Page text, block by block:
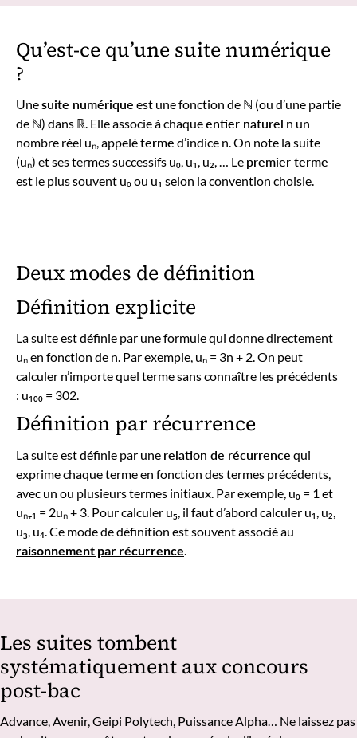
Qu’est-ce qu’une suite numérique
?
Unesuite numérique est une fonction de ℕ (ou d’une partie
de ℕ) dans ℝ. Elle associe à chaqueentier naturel n un
nombre réel uₙ, appeléterme d’indice n. On note la suite
(uₙ) et ses termes successifs u₀, u₁, u₂, … Le premier terme
est le plus souvent u₀ ou u₁ selon la convention choisie.
Deux modes de définition
Définition explicite
La suite est définie par une formule qui donne directement
uₙ en fonction de n. Par exemple, uₙ = 3n + 2. On peut
calculer n’importe quel terme sans connaître les précédents
: u₁₀₀ = 302.
Définition par récurrence
La suite est définie par une relation de récurrence qui
exprime chaque terme en fonction des termes précédents,
avec un ou plusieurs termes initiaux. Par exemple, u₀ = 1 et
uₙ₊₁ = 2uₙ + 3. Pour calculer u₅, il faut d’abord calculer u₁, u₂,
u₃, u₄. Ce mode de définition est souvent associé au
raisonnement par récurrence
Les suites tombent
systématiquement aux concours
post-bac
Advance, Avenir, Geipi Polytech, Puissance Alpha… Ne laissez pas